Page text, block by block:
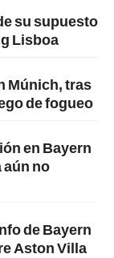
su supuesto
Lisboa
Múnich, tras
de fogueo
en Bayern
aún no
de Bayern
Aston Villa